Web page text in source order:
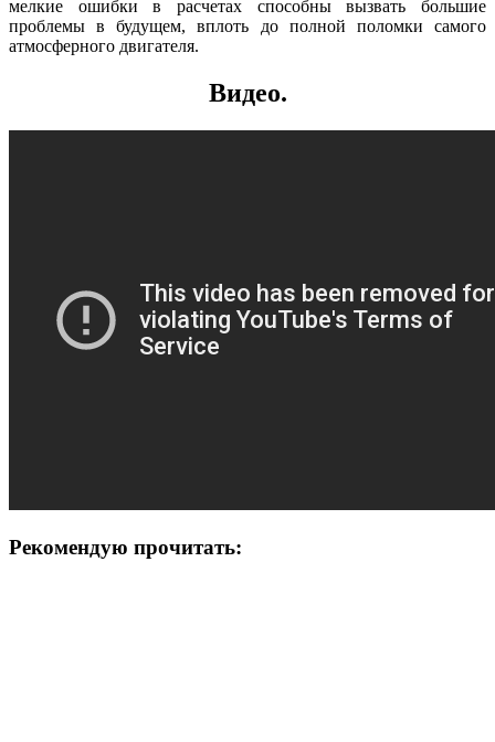
мелкие ошибки в расчетах способны вызвать большие
проблемы в будущем, вплоть до полной поломки самого
атмосферного двигателя.
Видео.
Рекомендую прочитать: